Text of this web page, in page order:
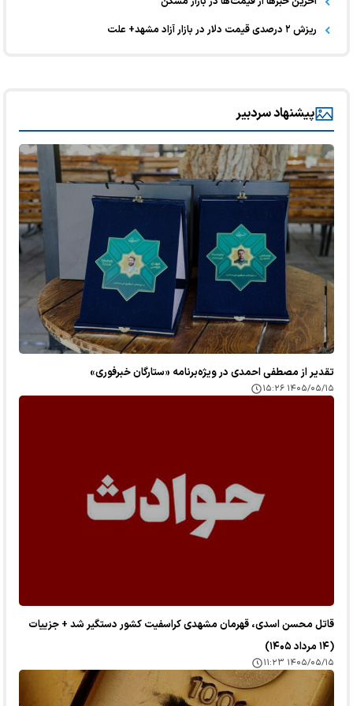
ریزش ۲ درصدی قیمت دلار در بازار آزاد مشهد+ علت
پیشنهاد سردبیر
تقدیر از مصطفی احمدی در ویژه‌برنامه «ستارگان خبرفوری»
۱۴۰۵/۰۵/۱۵ ۱۵:۲۶
قاتل محسن اسدی، قهرمان مشهدی کراسفیت کشور دستگیر شد + جزییات
(۱۴ مرداد ۱۴۰۵)
۱۴۰۵/۰۵/۱۵ ۱۱:۲۳